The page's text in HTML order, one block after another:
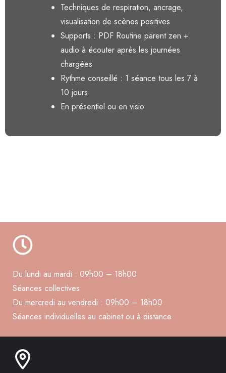
Techniques de respiration, ancrage,
visualisation de scènes positives
Supports : PDF Routine parent zen +
audio à écouter après les journées
chargées
Rythme conseillé : 1 séance tous les 7 à
10 jours
En présentiel ou en visio
Du lundi au mardi : 09h00 – 18h00
Séances collectives
Du mercredi au vendredi : 09h00 – 18h00
Séances individuelles au cabinet ou à distance